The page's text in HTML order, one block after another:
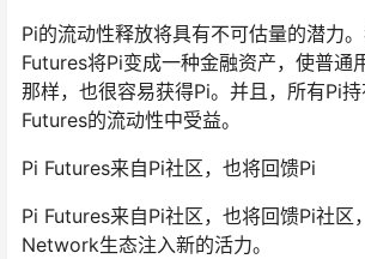
Pi的流动性释放将具有不可估量的潜力
Futures将Pi变成一种金融资产，使普通
那样，也很容易获得Pi。并且，所有Pi
Futures的流动性中受益。
Pi Futures来自Pi社区，也将回馈Pi
Pi Futures来自Pi社区，也将回馈Pi社区
Network生态注入新的活力。